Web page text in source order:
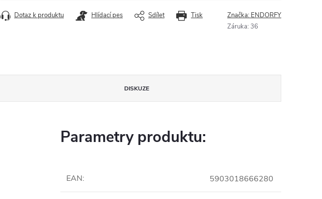
Tisk
Dotaz k produktu Hlídací pes Sdílet Značka: ENDORFY
Záruka: 36
DISKUZE
Parametry produktu:
EAN: 5903018666280